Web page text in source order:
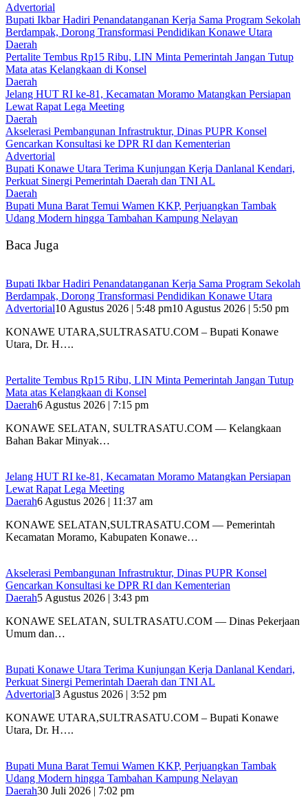
Advertorial
Bupati Ikbar Hadiri Penandatanganan Kerja Sama Program Sekolah
Berdampak, Dorong Transformasi Pendidikan Konawe Utara
Daerah
‎Pertalite Tembus Rp15 Ribu, LIN Minta Pemerintah Jangan Tutup
Mata atas Kelangkaan di Konsel
Daerah
‎Jelang HUT RI ke-81, Kecamatan Moramo Matangkan Persiapan
Lewat Rapat Lega Meeting
Daerah
Akselerasi Pembangunan Infrastruktur, Dinas PUPR Konsel
Gencarkan Konsultasi ke DPR RI dan Kementerian
Advertorial
Bupati Konawe Utara Terima Kunjungan Kerja Danlanal Kendari,
Perkuat Sinergi Pemerintah Daerah dan TNI AL
Daerah
‎Bupati Muna Barat Temui Wamen KKP, Perjuangkan Tambak
Udang Modern hingga Tambahan Kampung Nelayan
Baca Juga
Bupati Ikbar Hadiri Penandatanganan Kerja Sama Program Sekolah
Berdampak, Dorong Transformasi Pendidikan Konawe Utara
Advertorial10 Agustus 2026 | 5:48 pm10 Agustus 2026 | 5:50 pm
KONAWE UTARA,SULTRASATU.COM – Bupati Konawe
Utara, Dr. H….
‎Pertalite Tembus Rp15 Ribu, LIN Minta Pemerintah Jangan Tutup
Mata atas Kelangkaan di Konsel
Daerah6 Agustus 2026 | 7:15 pm
‎KONAWE SELATAN, SULTRASATU.COM — Kelangkaan
Bahan Bakar Minyak…
‎Jelang HUT RI ke-81, Kecamatan Moramo Matangkan Persiapan
Lewat Rapat Lega Meeting
Daerah6 Agustus 2026 | 11:37 am
KONAWE SELATAN,SULTRASATU.COM — Pemerintah
Kecamatan Moramo, Kabupaten Konawe…
Akselerasi Pembangunan Infrastruktur, Dinas PUPR Konsel
Gencarkan Konsultasi ke DPR RI dan Kementerian
Daerah5 Agustus 2026 | 3:43 pm
KONAWE SELATAN, SULTRASATU.COM — Dinas Pekerjaan
Umum dan…
Bupati Konawe Utara Terima Kunjungan Kerja Danlanal Kendari,
Perkuat Sinergi Pemerintah Daerah dan TNI AL
Advertorial3 Agustus 2026 | 3:52 pm
‎KONAWE UTARA,SULTRASATU.COM – Bupati Konawe
Utara, Dr. H….
‎Bupati Muna Barat Temui Wamen KKP, Perjuangkan Tambak
Udang Modern hingga Tambahan Kampung Nelayan
Daerah30 Juli 2026 | 7:02 pm